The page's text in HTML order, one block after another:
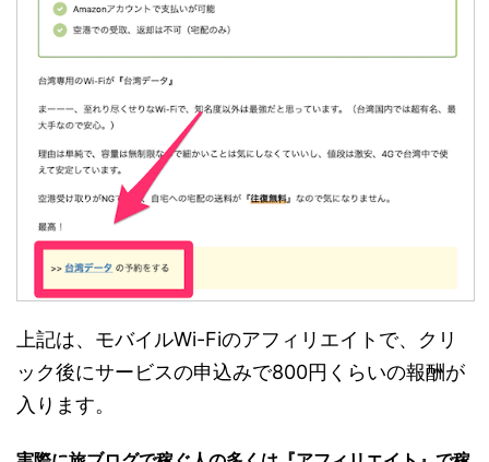
上記は、モバイルWi-Fiのアフィリエイトで、クリ
ック後にサービスの申込みで800円くらいの報酬が
入ります。